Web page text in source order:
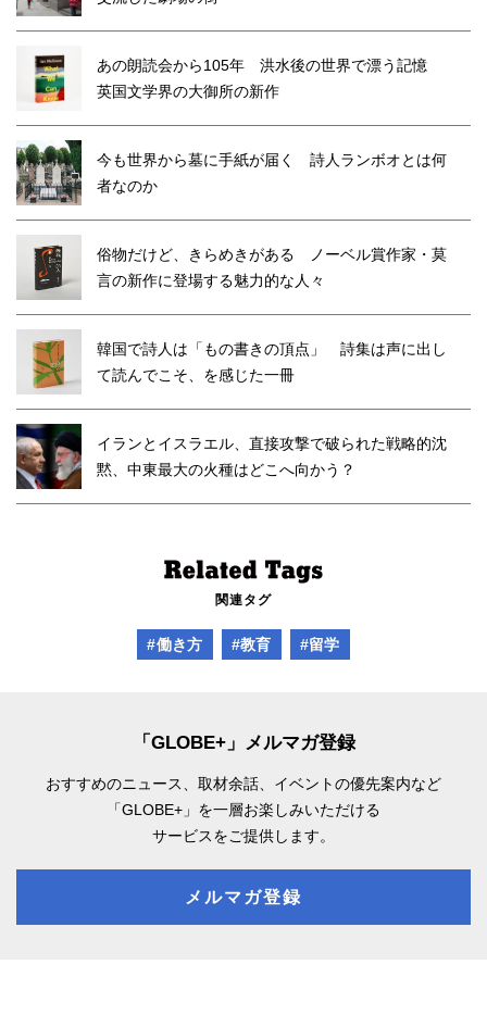
あの朗読会から105年 洪水後の世界で漂う記憶
英国文学界の大御所の新作
今も世界から墓に手紙が届く 詩人ランボオとは何
者なのか
俗物だけど、きらめきがある ノーベル賞作家・莫
言の新作に登場する魅力的な人々
韓国で詩人は「もの書きの頂点」 詩集は声に出し
て読んでこそ、を感じた一冊
イランとイスラエル、直接攻撃で破られた戦略的沈
黙、中東最大の火種はどこへ向かう？
関連タグ
#働き方 #教育 #留学
「GLOBE+」メルマガ登録
おすすめのニュース、取材余話、 イベントの優先案内など
「GLOBE+」を一層お楽しみいただける
サービスをご提供します。
メルマガ登録